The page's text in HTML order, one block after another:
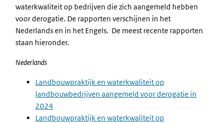
waterkwaliteit op bedrijven die zich aangemeld hebben
voor derogatie. De rapporten verschijnen in het
Nederlands en in het Engels. De meest recente rapporten
staan hieronder.
Nederlands
Landbouwpraktijk en waterkwaliteit op
landbouwbedrijven aangemeld voor derogatie in
2024
Landbouwpraktijk en waterkwaliteit op